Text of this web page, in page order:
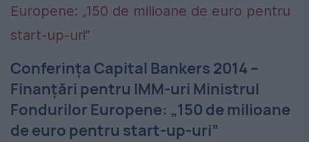
Conferința Capital Bankers 2014 –
Finanțări pentru IMM-uri Ministrul
Fondurilor Europene: „150 de milioane
de euro pentru start-up-uri”